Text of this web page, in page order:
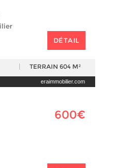
DÉTAIL
TERRAIN 604 M²
eraimmobilier.com
600€